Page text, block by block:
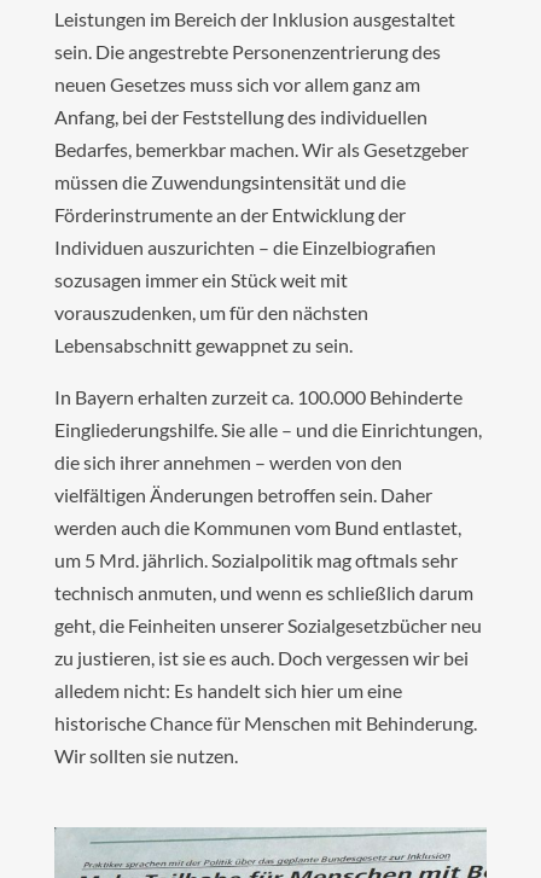
Leistungen im Bereich der Inklusion ausgestaltet
sein. Die angestrebte Personenzentrierung des
neuen Gesetzes muss sich vor allem ganz am
Anfang, bei der Feststellung des individuellen
Bedarfes, bemerkbar machen. Wir als Gesetzgeber
müssen die Zuwendungsintensität und die
Förderinstrumente an der Entwicklung der
Individuen auszurichten – die Einzelbiografien
sozusagen immer ein Stück weit mit
vorauszudenken, um für den nächsten
Lebensabschnitt gewappnet zu sein.
In Bayern erhalten zurzeit ca. 100.000 Behinderte
Eingliederungshilfe. Sie alle – und die Einrichtungen,
die sich ihrer annehmen – werden von den
vielfältigen Änderungen betroffen sein. Daher
werden auch die Kommunen vom Bund entlastet,
um 5 Mrd. jährlich. Sozialpolitik mag oftmals sehr
technisch anmuten, und wenn es schließlich darum
geht, die Feinheiten unserer Sozialgesetzbücher neu
zu justieren, ist sie es auch. Doch vergessen wir bei
alledem nicht: Es handelt sich hier um eine
historische Chance für Menschen mit Behinderung.
Wir sollten sie nutzen.